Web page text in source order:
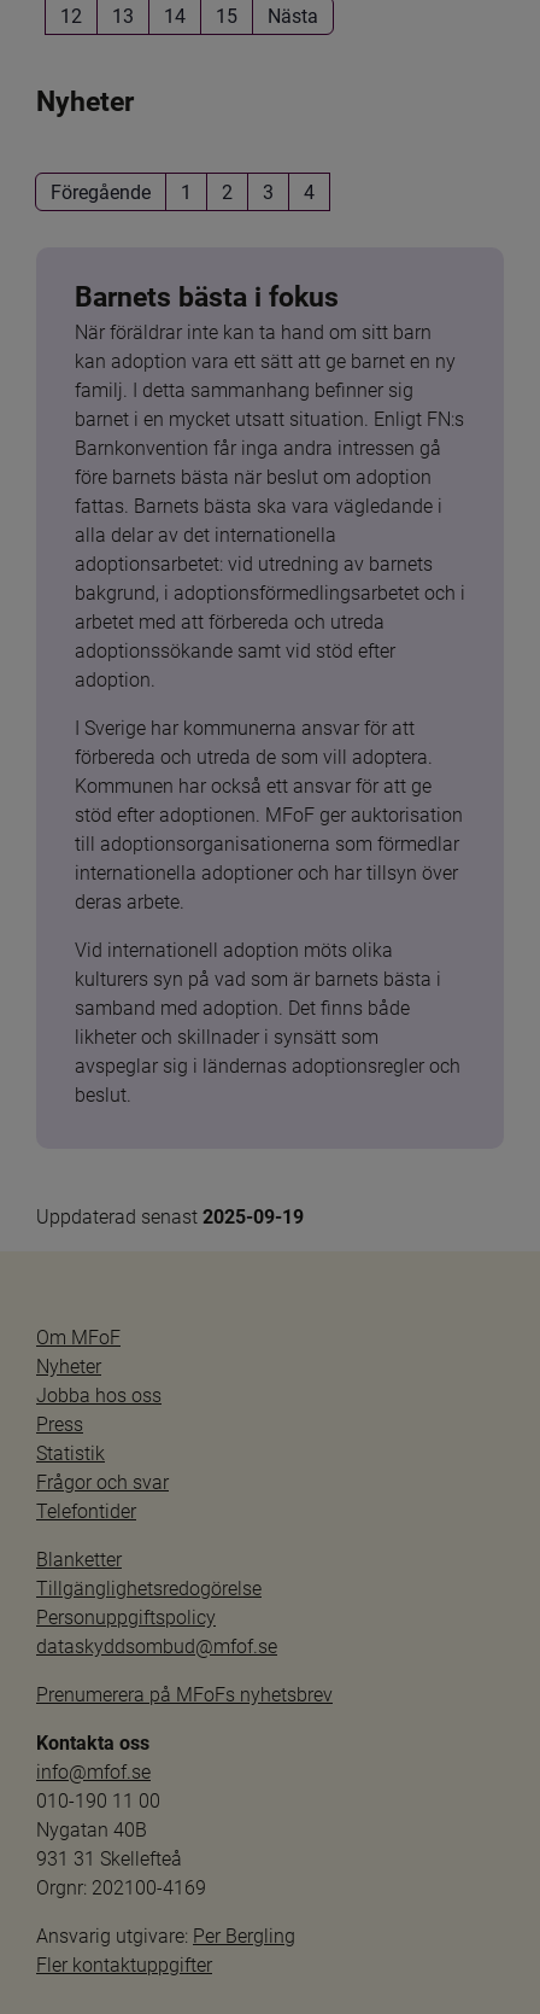
12
13 14 15 Nästa
Nyheter
Föregående 1 2 3 4
Barnets bästa i fokus
När föräldrar inte kan ta hand om sitt barn
kan adoption vara ett sätt att ge barnet en ny
familj. I detta sammanhang befinner sig
barnet i en mycket utsatt situation. Enligt FN:s
Barnkonvention får inga andra intressen gå
före barnets bästa när beslut om adoption
fattas. Barnets bästa ska vara vägledande i
alla delar av det internationella
adoptionsarbetet: vid utredning av barnets
bakgrund, i adoptionsförmedlingsarbetet och i
arbetet med att förbereda och utreda
adoptionssökande samt vid stöd efter
adoption.
I Sverige har kommunerna ansvar för att
förbereda och utreda de som vill adoptera.
Kommunen har också ett ansvar för att ge
stöd efter adoptionen. MFoF ger auktorisation
till adoptionsorganisationerna som förmedlar
internationella adoptioner och har tillsyn över
deras arbete.
Vid internationell adoption möts olika
kulturers syn på vad som är barnets bästa i
samband med adoption. Det finns både
likheter och skillnader i synsätt som
avspeglar sig i ländernas adoptionsregler och
beslut.
Uppdaterad senast 2025-09-19
Om MFoF
Nyheter
Jobba hos oss
Press
Statistik
Frågor och svar
Telefontider
Blanketter
Tillgänglighetsredogörelse
Personuppgiftspolicy
dataskyddsombud@mfof.se
Prenumerera på MFoFs nyhetsbrev
Kontakta oss
info@mfof.se
010-190 11 00
Nygatan 40B
931 31 Skellefteå
Orgnr: 202100-4169
Ansvarig utgivare: Per Bergling
Fler kontaktuppgifter